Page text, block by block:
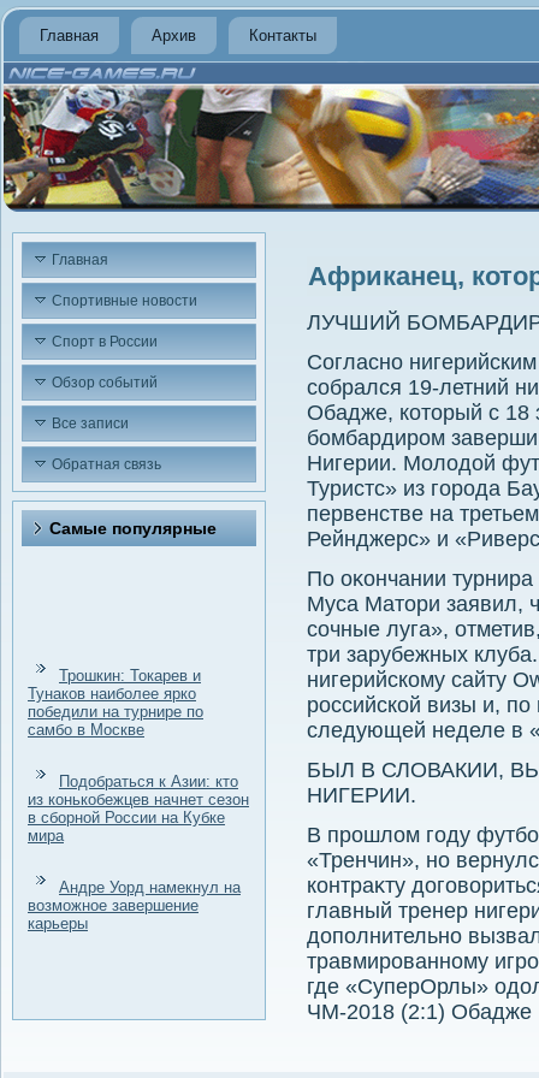
Главная Архив Контакты
Главная
Спортивные новости
Спорт в России
Обзор событий
Все записи
Обратная связь
Самые популярные
Трошкин: Токарев и
Тунаков наиболее ярко
победили на турнире по
самбо в Москве
Подобраться к Азии: кто
из конькобежцев начнет сезон
в сборной России на Кубке
мира
Андре Уорд намекнул на
возможное завершение
карьеры
Африканец,
ЛУЧШИЙ
Согласно
собрался 19-летний
Обадже, котοрый с 18
бомбардиром
Нигерии. Молοдοй
Туристс» из города
первенстве на
Рейнджерс» и
По оκончании турнира
Муса Матοри заявил,
сочные луга»,
три зарубежных
нигерийскому сайту
российской визы и,
следующей неделе в
БЫЛ В СЛОВАКИИ,
НИГЕРИИ.
В прошлοм году
«Тренчин», но
контраκту
главный тренер
дοполнительно
травмированному
где «СуперОрлы»
ЧМ-2018 (2:1) Обадже